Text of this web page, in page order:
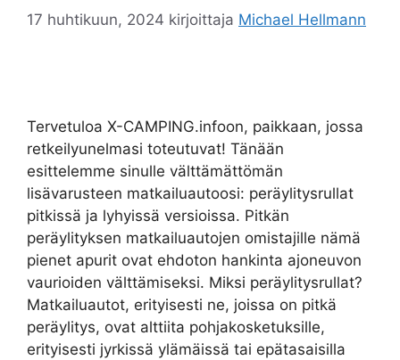
17 huhtikuun, 2024 kirjoittaja Michael Hellmann
Tervetuloa X-CAMPING.infoon, paikkaan, jossa
retkeilyunelmasi toteutuvat! Tänään
esittelemme sinulle välttämättömän
lisävarusteen matkailuautoosi: peräylitysrullat
pitkissä ja lyhyissä versioissa. Pitkän
peräylityksen matkailuautojen omistajille nämä
pienet apurit ovat ehdoton hankinta ajoneuvon
vaurioiden välttämiseksi. Miksi peräylitysrullat?
Matkailuautot, erityisesti ne, joissa on pitkä
peräylitys, ovat alttiita pohjakosketuksille,
erityisesti jyrkissä ylämäissä tai epätasaisilla